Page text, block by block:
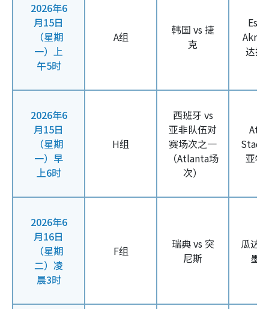
2026年6
月15日
（星期
一）上
午5时
A组
韩国 vs 捷
克
达拉
2026年6
月15日
（星期
一）早
上6时
H组
西班牙 vs
亚非队伍对
赛场次之一
（Atlanta场
次）
亚特
2026年6
月16日
（星期
二）凌
晨3时
F组
瑞典 vs 突
尼斯
瓜达
墨